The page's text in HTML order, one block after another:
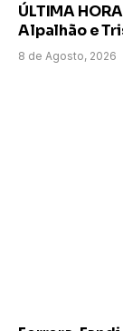
ÚLTIMA
Alpalhão e
8 de Agosto, 2026